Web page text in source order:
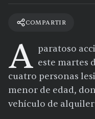
COMPARTIR
A paratoso
este martes
cuatro personas
menor de edad,
vehículo de